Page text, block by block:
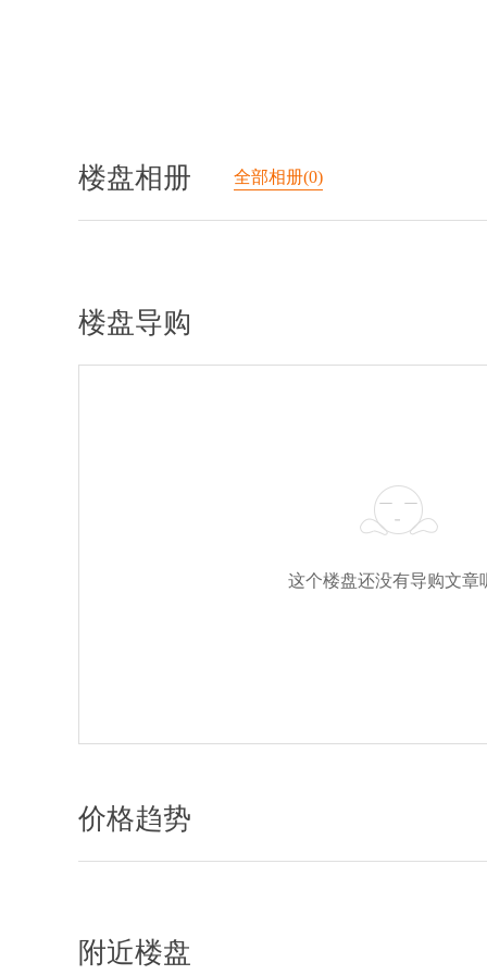
楼盘相册 全部相册(0)
楼盘导购
这个楼盘还没有导购文章
价格趋势
附近楼盘